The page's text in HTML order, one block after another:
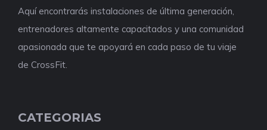
Aquí encontrarás instalaciones de última generación,
entrenadores altamente capacitados y una comunidad
apasionada que te apoyará en cada paso de tu viaje
de CrossFit.
CATEGORIAS